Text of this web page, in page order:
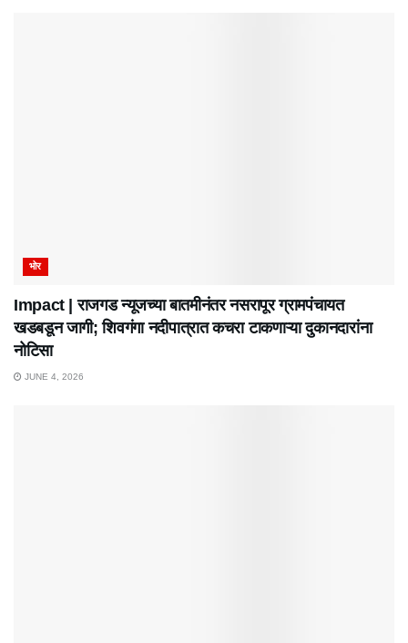
भोर
Impact | राजगड न्यूजच्या बातमीनंतर नसरापूर ग्रामपंचायत
खडबडून जागी; शिवगंगा नदीपात्रात कचरा टाकणाऱ्या दुकानदारांना
नोटिसा
JUNE 4, 2026